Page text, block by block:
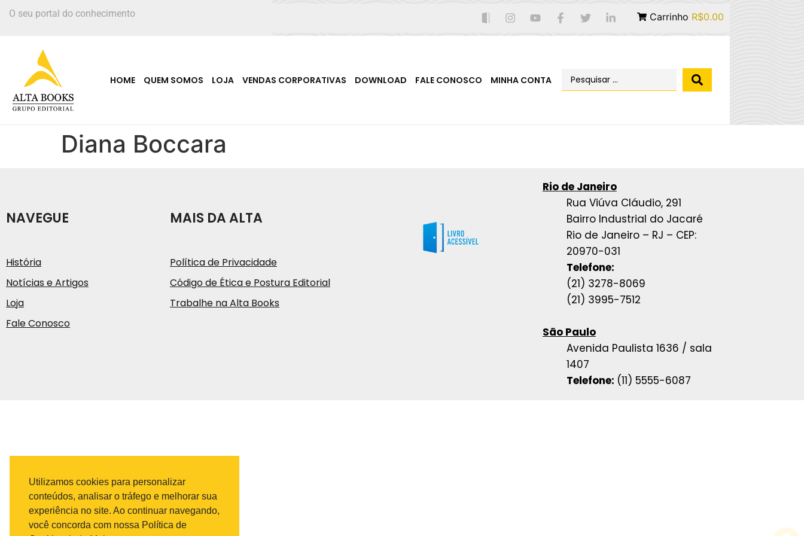
O seu portal do conhecimento Carrinho R$0.00
HOME QUEM SOMOS LOJA VENDAS CORPORATIVAS DOWNLOAD FALE CONOSCO MINHA CONTA
Diana Boccara
NAVEGUE
História
Notícias e Artigos
Loja
Fale Conosco
MAIS DA ALTA
Política de Privacidade
Código de Ética e Postura Editorial
Trabalhe na Alta Books
Rio de Janeiro
Rua Viúva Cláudio, 291
Bairro Industrial do Jacaré
Rio de Janeiro – RJ – CEP:
20970-031
Telefone:
(21) 3278-8069
(21) 3995-7512
São Paulo
Avenida Paulista 1636 / sala
1407
Telefone: (11) 5555-6087
Utilizamos cookies para personalizar
conteúdos, analisar o tráfego e melhorar sua
experiência no site. Ao continuar navegando,
você concorda com nossa Política de